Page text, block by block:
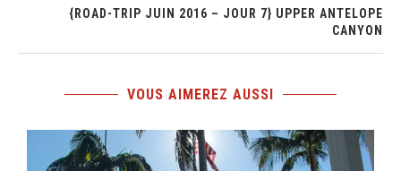
{ROAD-TRIP JUIN 2016 – JOUR 7} UPPER ANTELOPE
CANYON
VOUS AIMEREZ AUSSI